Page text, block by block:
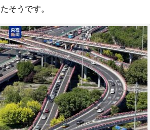
そうです。